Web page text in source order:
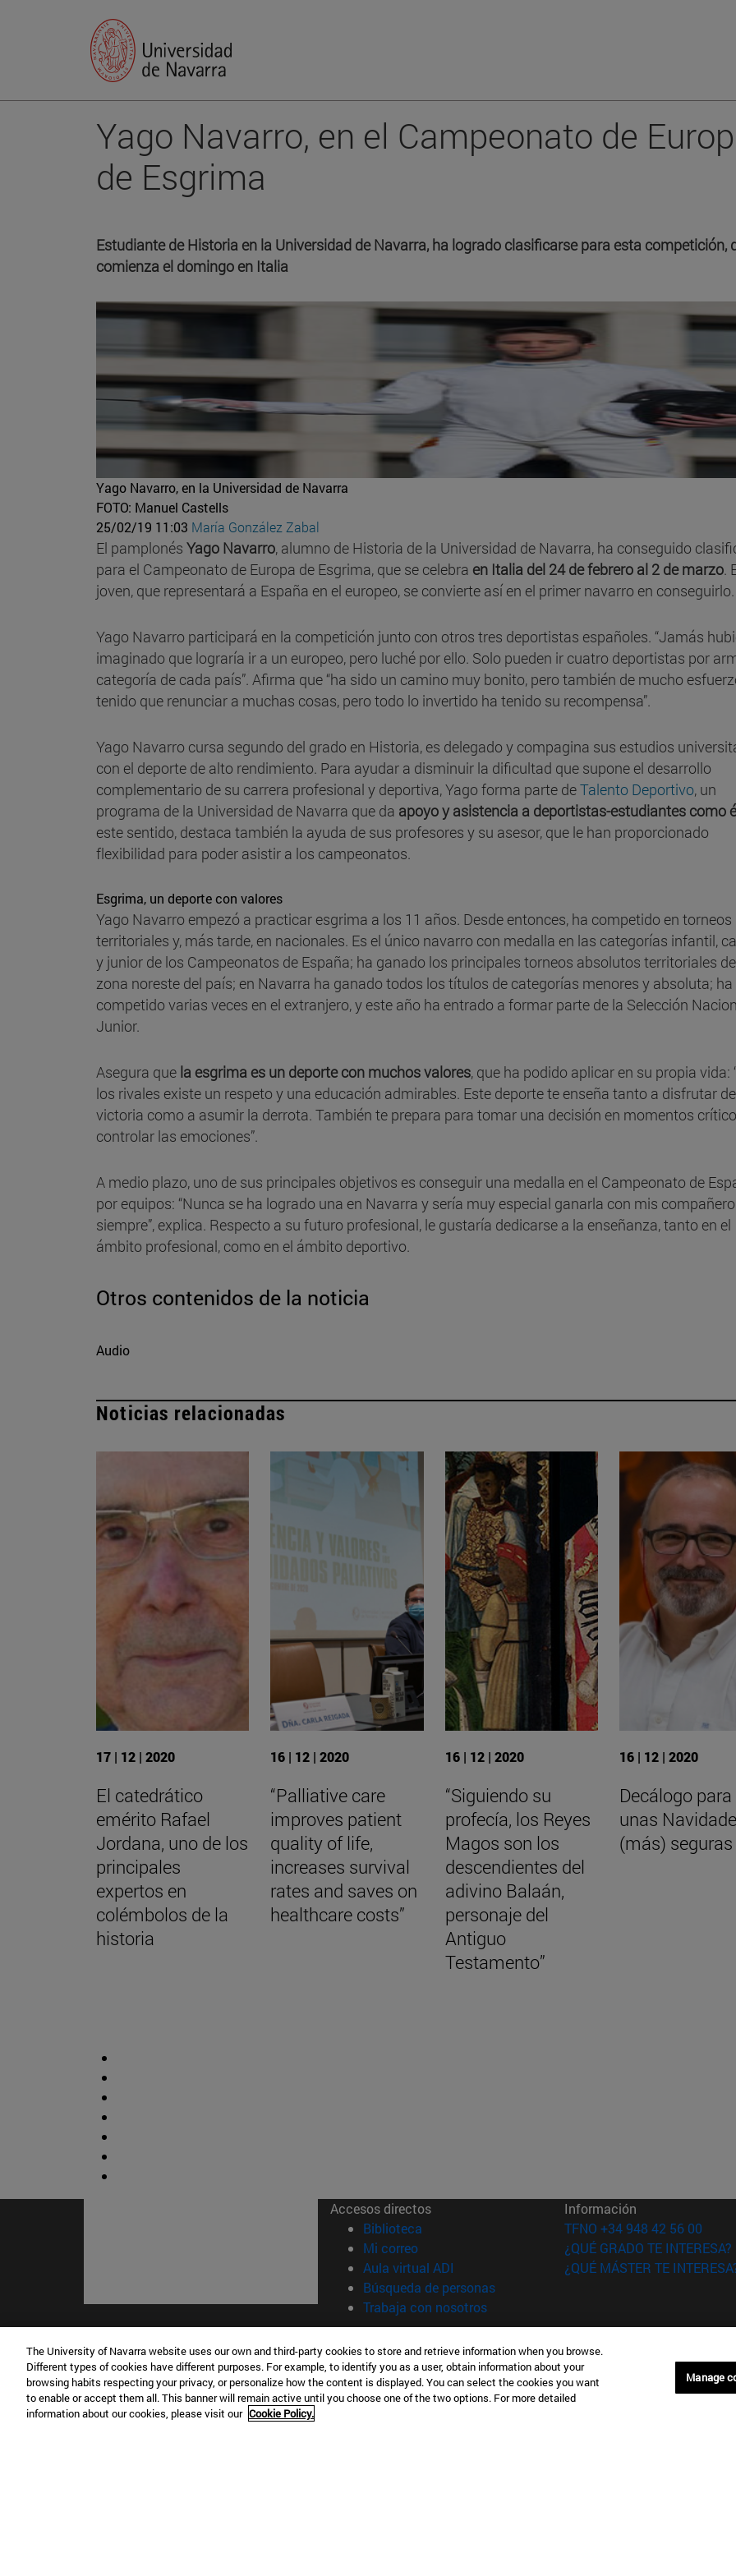
Yago Navarro, en el Campeonato de
de Esgrima
Estudiante de Historia en la Universidad de Navarra, ha logrado clasificarse para esta competición,
comienza el domingo en Italia
Yago Navarro, en la Universidad de Navarra
FOTO: Manuel Castells
25/02/19 11:03 María González Zabal
El pamplonés Yago Navarro, alumno de Historia de la Universidad de Navarra, ha conseguido
para el Campeonato de Europa de Esgrima, que se celebra en Italia del 24 de febrero al 2 de marzo.
joven, que representará a España en el europeo, se convierte así en el primer navarro en conseguirlo.
Yago Navarro participará en la competición junto con otros tres deportistas españoles. “Jamás
imaginado que lograría ir a un europeo, pero luché por ello. Solo pueden ir cuatro deportistas por
categoría de cada país”. Afirma que “ha sido un camino muy bonito, pero también de mucho
tenido que renunciar a muchas cosas, pero todo lo invertido ha tenido su recompensa”.
Yago Navarro cursa segundo del grado en Historia, es delegado y compagina sus estudios
con el deporte de alto rendimiento. Para ayudar a disminuir la dificultad que supone el desarrollo
complementario de su carrera profesional y deportiva, Yago forma parte deTalento Deportivo, un
programa de la Universidad de Navarra que da apoyo y asistencia a deportistas-estudiantes como
este sentido, destaca también la ayuda de sus profesores y su asesor, que le han proporcionado
flexibilidad para poder asistir a los campeonatos.
Esgrima, un deporte con valores
Yago Navarro empezó a practicar esgrima a los 11 años. Desde entonces, ha competido en torneos
territoriales y, más tarde, en nacionales. Es el único navarro con medalla en las categorías infantil,
y junior de los Campeonatos de España; ha ganado los principales torneos absolutos territoriales
zona noreste del país; en Navarra ha ganado todos los títulos de categorías menores y absoluta; ha
competido varias veces en el extranjero, y este año ha entrado a formar parte de la Selección
Junior.
Asegura que la esgrima es un deporte con muchos valores, que ha podido aplicar en su propia vida:
los rivales existe un respeto y una educación admirables. Este deporte te enseña tanto a disfrutar
victoria como a asumir la derrota. También te prepara para tomar una decisión en momentos
controlar las emociones”.
A medio plazo, uno de sus principales objetivos es conseguir una medalla en el Campeonato de
por equipos: “Nunca se ha logrado una en Navarra y sería muy especial ganarla con mis
siempre”, explica. Respecto a su futuro profesional, le gustaría dedicarse a la enseñanza, tanto en el
ámbito profesional, como en el ámbito deportivo.
Otros contenidos de la noticia
Audio
Noticias relacionadas
17 | 12 | 2020
El catedrático
emérito Rafael
Jordana, uno de los
principales
expertos en
colémbolos de la
historia
16 | 12 | 2020
“Palliative care
improves patient
quality of life,
increases survival
rates and saves on
healthcare costs”
16 | 12 | 2020
“Siguiendo su
profecía, los Reyes
Magos son los
descendientes del
adivino Balaán,
personaje del
Antiguo
Testamento”
16 | 12 | 2020
Decálogo para
unas
(más) seguras
Accesos directos
Biblioteca (abre en nueva ventana)
Mi correo(abre en nueva ventana)
Aula virtual ADI (abre en nueva ventana)
Búsqueda de personas(abre en nueva ventana)
Trabaja con nosotros(abre en nueva ventana)
Información
TFNO +34 948 42 56 00
¿QUÉ GRADO TE INTERESA?
¿QUÉ MÁSTER TE
Navarra
Accesibilidad
Configuración de
Campus Pamplona
The University of Navarra website uses our own and third-party cookies to store and retrieve information when you browse.
Different types of cookies have different purposes. For example, to identify you as a user, obtain information about your
browsing habits respecting your privacy, or personalize how the content is displayed. You can select the cookies you want
to enable or accept them all. This banner will remain active until you choose one of the two options. For more detailed
information about our cookies, please visit our Cookie Policy.
Manage